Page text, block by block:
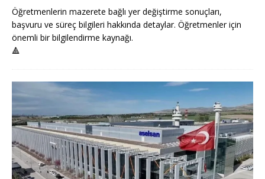
Öğretmenlerin mazerete bağlı yer değiştirme sonuçları,
başvuru ve süreç bilgileri hakkında detaylar. Öğretmenler için
önemli bir bilgilendirme kaynağı.
🔺